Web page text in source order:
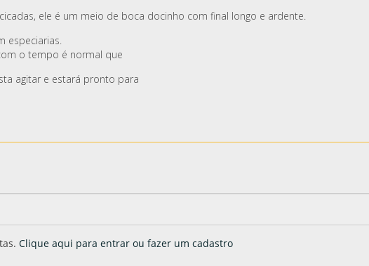
ele é um meio de boca docinho com final longo e ardente.
especiarias.
o tempo é normal que
agitar e estará pronto para
Clique aqui para entrar ou fazer um cadastro